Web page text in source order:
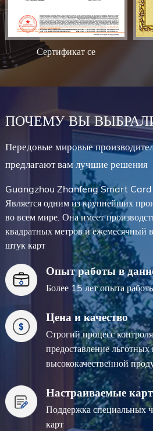
Сертификат се
ПОЧЕМУ ВЫ
Передовые мировые
предлагают вам лучшие решения
Guangzhou Zhanfeng Smart
Является одним из крупнейших
во всем мире. Она имеет
квадратных метров и ежемесячный
штук карт
Опыт работы в
Более 15 лет опыта
Цена и качество
Строгий процесс контроля
предоставление льготных
высококачественной
Настраиваемые
Поддержка специальных
карт